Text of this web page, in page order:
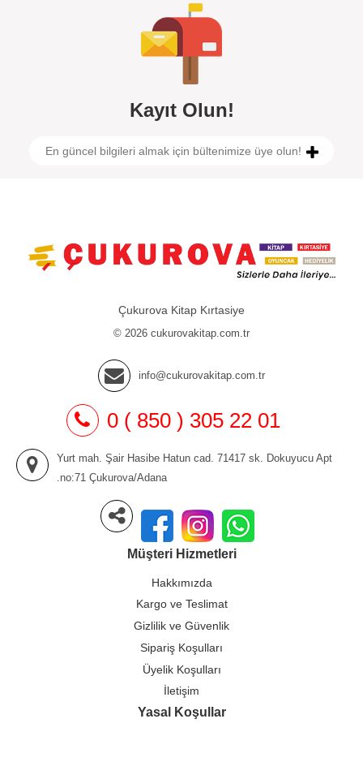
Kayıt Olun!
Çukurova Kitap Kırtasiye
© 2026 cukurovakitap.com.tr
info@cukurovakitap.com.tr
0 ( 850 ) 305 22 01
Yurt mah. Şair Hasibe Hatun cad. 71417 sk. Dokuyucu Apt
.no:71 Çukurova/Adana
Müşteri Hizmetleri
Hakkımızda
Kargo ve Teslimat
Gizlilik ve Güvenlik
Sipariş Koşulları
Üyelik Koşulları
İletişim
Yasal Koşullar